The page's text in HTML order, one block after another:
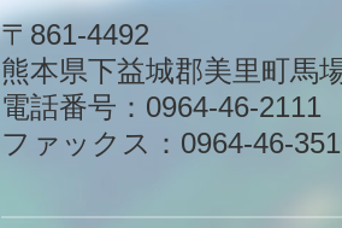
〒861-4492
熊本県下益城郡美里町馬
電話番号：0964-46-2111
ファックス：0964-46-